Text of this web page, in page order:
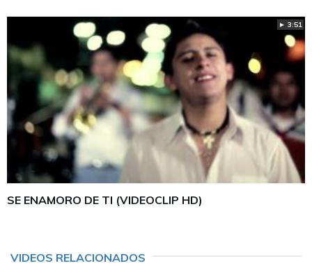
► 3:51
SE ENAMORO DE TI (VIDEOCLIP HD)
VIDEOS RELACIONADOS